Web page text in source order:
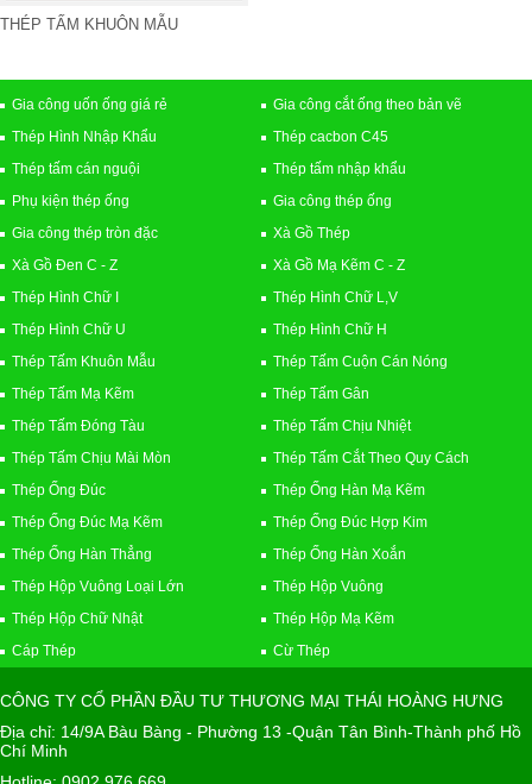
THÉP TẤM KHUÔN MẪU
Gia công uốn ống giá rẻ
Gia công cắt ống theo bản vẽ
Thép Hình Nhập Khẩu
Thép cacbon C45
Thép tấm cán nguội
Thép tấm nhập khẩu
Phụ kiện thép ống
Gia công thép ống
Gia công thép tròn đặc
Xà Gồ Thép
Xà Gồ Đen C - Z
Xà Gồ Mạ Kẽm C - Z
Thép Hình Chữ I
Thép Hình Chữ L,V
Thép Hình Chữ U
Thép Hình Chữ H
Thép Tấm Khuôn Mẫu
Thép Tấm Cuộn Cán Nóng
Thép Tấm Mạ Kẽm
Thép Tấm Gân
Thép Tấm Đóng Tàu
Thép Tấm Chịu Nhiệt
Thép Tấm Chịu Mài Mòn
Thép Tấm Cắt Theo Quy Cách
Thép Ống Đúc
Thép Ống Hàn Mạ Kẽm
Thép Ống Đúc Mạ Kẽm
Thép Ống Đúc Hợp Kim
Thép Ống Hàn Thẳng
Thép Ống Hàn Xoắn
Thép Hộp Vuông Loại Lớn
Thép Hộp Vuông
Thép Hộp Chữ Nhật
Thép Hộp Mạ Kẽm
Cáp Thép
Cừ Thép
CÔNG TY CỔ PHẦN ĐẦU TƯ THƯƠNG MẠI THÁI HOÀNG HƯNG
Địa chỉ: 14/9A Bàu Bàng - Phường 13 -Quận Tân Bình-Thành phố Hồ
Chí Minh